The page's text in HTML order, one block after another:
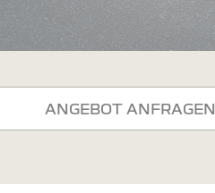
ANGEBOT ANFRAGEN